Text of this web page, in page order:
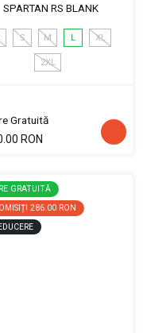
SPARTAN RS BLANK
S M L XL
2XL
Gratuită
RON
GRATUITĂ
286.00 RON